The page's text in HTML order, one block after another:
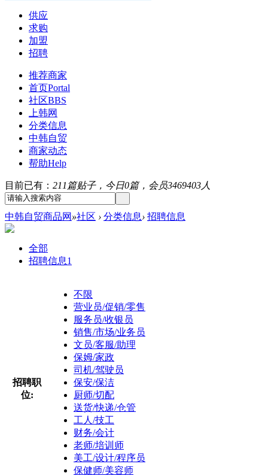
供应
求购
加盟
招聘
推荐商家
首页Portal
社区BBS
上韩网
分类信息
中韩自贸
商家动态
帮助Help
目前已有： 211篇贴子，今日0篇，会员3469403人
中韩自贸商品网 »社区 › 分类信息› 招聘信息
全部
招聘信息1
招聘职
位:
不限
营业员/促销/零售
服务员/收银员
销售/市场/业务员
文员/客服/助理
保姆/家政
司机/驾驶员
保安/保洁
厨师/切配
送货/快递/仓管
工人/技工
财务/会计
老师/培训师
美工/设计/程序员
保健师/美容师